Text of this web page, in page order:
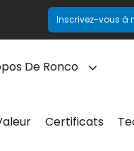
Inscrivez-vous à
De Ronco
Certificats